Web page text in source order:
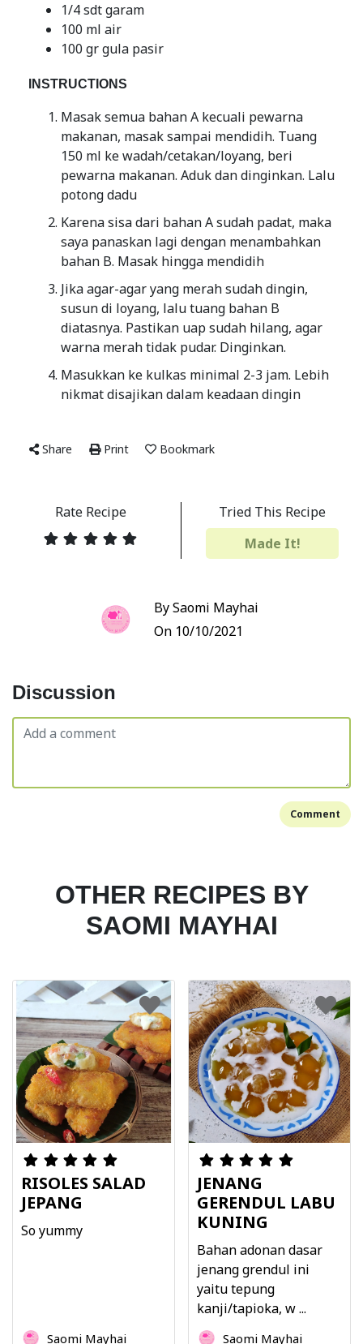
1/4 sdt garam
100 ml air
100 gr gula pasir
INSTRUCTIONS
Masak semua bahan A kecuali pewarna
makanan, masak sampai mendidih. Tuang
150 ml ke wadah/cetakan/loyang, beri
pewarna makanan. Aduk dan dinginkan. Lalu
potong dadu
Karena sisa dari bahan A sudah padat, maka
saya panaskan lagi dengan menambahkan
bahan B. Masak hingga mendidih
Jika agar-agar yang merah sudah dingin,
susun di loyang, lalu tuang bahan B
diatasnya. Pastikan uap sudah hilang, agar
warna merah tidak pudar. Dinginkan.
Masukkan ke kulkas minimal 2-3 jam. Lebih
nikmat disajikan dalam keadaan dingin
Share Print Bookmark
Rate Recipe
Tried This Recipe
Made It!
By Saomi Mayhai
On 10/10/2021
Discussion
Comment
OTHER RECIPES BY
SAOMI MAYHAI
RISOLES SALAD
JEPANG
So yummy
Saomi Mayhai
JENANG
GERENDUL LABU
KUNING
Bahan adonan dasar
jenang grendul ini
yaitu tepung
kanji/tapioka, w ...
Saomi Mayhai